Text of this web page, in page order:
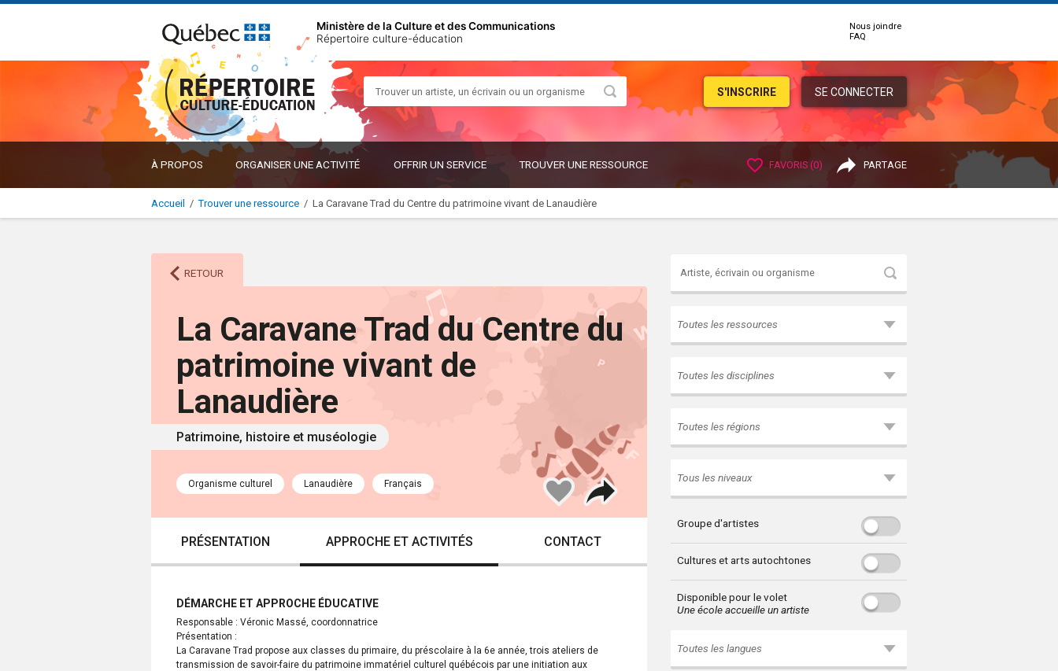
Ministère de la Culture et des Communications
Répertoire culture-éducation
Nous joindre
FAQ
S'INSCRIRE SE CONNECTER
Rechercher
À PROPOS ORGANISER UNE ACTIVITÉ
OUVRIR
SOUS-
MENU
OFFRIR UN SERVICE
OUVRIR
SOUS-
MENU
TROUVER UNE RESSOURCE FAVORIS (0) PARTAGE
Accueil / Trouver une ressource / La Caravane Trad du Centre du patrimoine vivant de Lanaudière
RETOUR
La Caravane Trad du Centre du
patrimoine vivant de
Lanaudière
Patrimoine, histoire et muséologie
Organisme culturel Lanaudière Français
Ajouter
mes
favoris
PRÉSENTATION APPROCHE ET ACTIVITÉS CONTACT
DÉMARCHE ET APPROCHE ÉDUCATIVE
Responsable : Véronic Massé, coordonnatrice
Présentation :
La Caravane Trad propose aux classes du primaire, du préscolaire à la 6e année, trois ateliers de
transmission de savoir-faire du patrimoine immatériel culturel québécois par une initiation aux
Rechercher
Toutes les ressources
Toutes les disciplines
Toutes les régions
Tous les niveaux
Groupe d'artistes
Cultures et arts autochtones
Disponible pour le volet
Une école accueille un artiste
Toutes les langues